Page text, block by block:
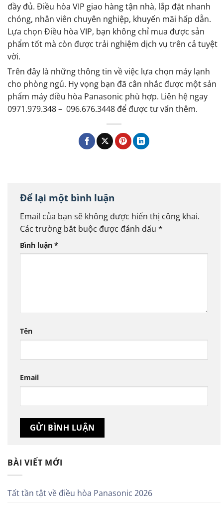
BÀI VIẾT MỚI
Tất tần tật về điều hòa Panasonic 2026
đầy đủ. Điều hòa VIP giao hàng tận nhà, lắp đặt nhanh
chóng, nhân viên chuyên nghiệp, khuyến mãi hấp dẫn.
Lựa chọn Điều hòa VIP, bạn không chỉ mua được sản
phẩm tốt mà còn được trải nghiệm dịch vụ trên cả tuyệt
vời.
Trên đây là những thông tin về việc lựa chọn máy lạnh
cho phòng ngủ. Hy vọng bạn đã cân nhắc được một sản
phẩm máy điều hòa Panasonic phù hợp. Liên hệ ngay
0971.979.348 – 096.676.3448 để được tư vấn thêm.
Để lại một bình luận
Email của bạn sẽ không được hiển thị công khai.
Các trường bắt buộc được đánh dấu *
Bình luận *
Tên
Email